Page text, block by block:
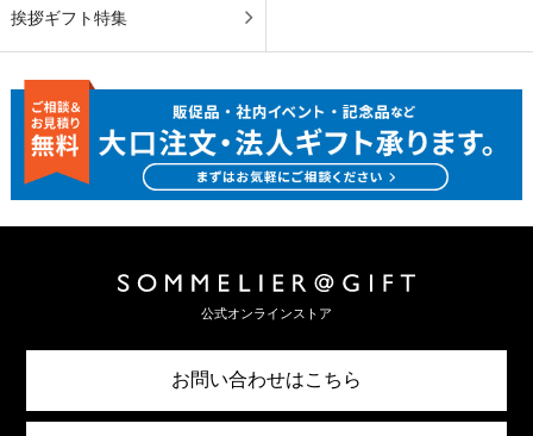
挨拶ギフト特集
公式オンラインストア
お問い合わせはこちら